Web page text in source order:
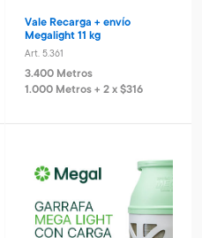
Vale Recarga + envío
Megalight 11 kg
Art. 5.361
3.400 Metros
1.000 Metros + 2 x $316